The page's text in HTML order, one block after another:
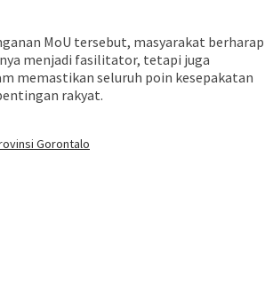
MoU tersebut, masyarakat berharap
menjadi fasilitator, tetapi juga
memastikan seluruh poin kesepakatan
rakyat.
Gorontalo